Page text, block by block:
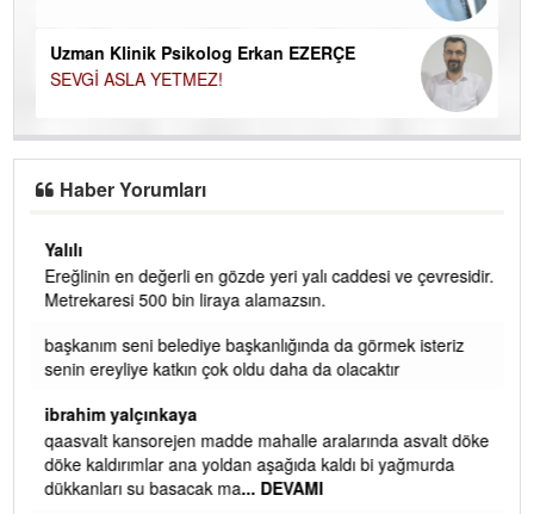
Uzman Klinik Psikolog Erkan EZERÇE
SEVGİ ASLA YETMEZ!
Haber Yorumları
Yalılı
Ereğlinin en değerli en gözde yeri yalı caddesi ve çevresidir.
Metrekaresi 500 bin liraya alamazsın.
başkanım seni belediye başkanlığında da görmek isteriz
senin ereyliye katkın çok oldu daha da olacaktır
ibrahim yalçınkaya
qaasvalt kansorejen madde mahalle aralarında asvalt döke
döke kaldırımlar ana yoldan aşağıda kaldı bi yağmurda
dükkanları su basacak ma... DEVAMI